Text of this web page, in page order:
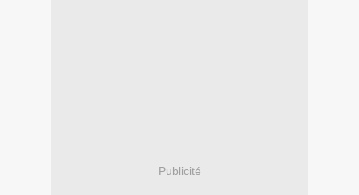
Publicité